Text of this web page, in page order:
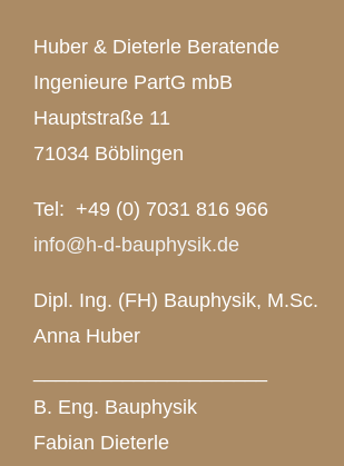
Huber & Dieterle Beratende
Ingenieure PartG mbB
Hauptstraße 11
71034 Böblingen
Tel: +49 (0) 7031 816 966
info@h-d-bauphysik.de
Dipl. Ing. (FH) Bauphysik, M.Sc.
Anna Huber
B. Eng. Bauphysik
Fabian Dieterle